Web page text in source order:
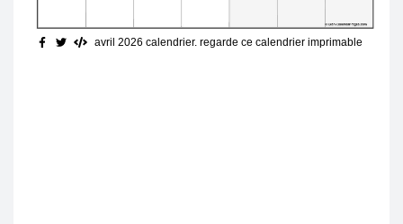
avril 2026 calendrier. regarde ce calendrier imprimable